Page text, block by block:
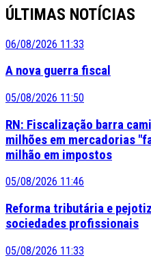
ÚLTIMAS NOTÍCIAS
06/08/2026 11:33
A nova guerra fiscal
05/08/2026 11:50
RN: Fiscalização barra
milhões em mercadorias
milhão em impostos
05/08/2026 11:46
Reforma tributária e
sociedades profissionais
05/08/2026 11:33